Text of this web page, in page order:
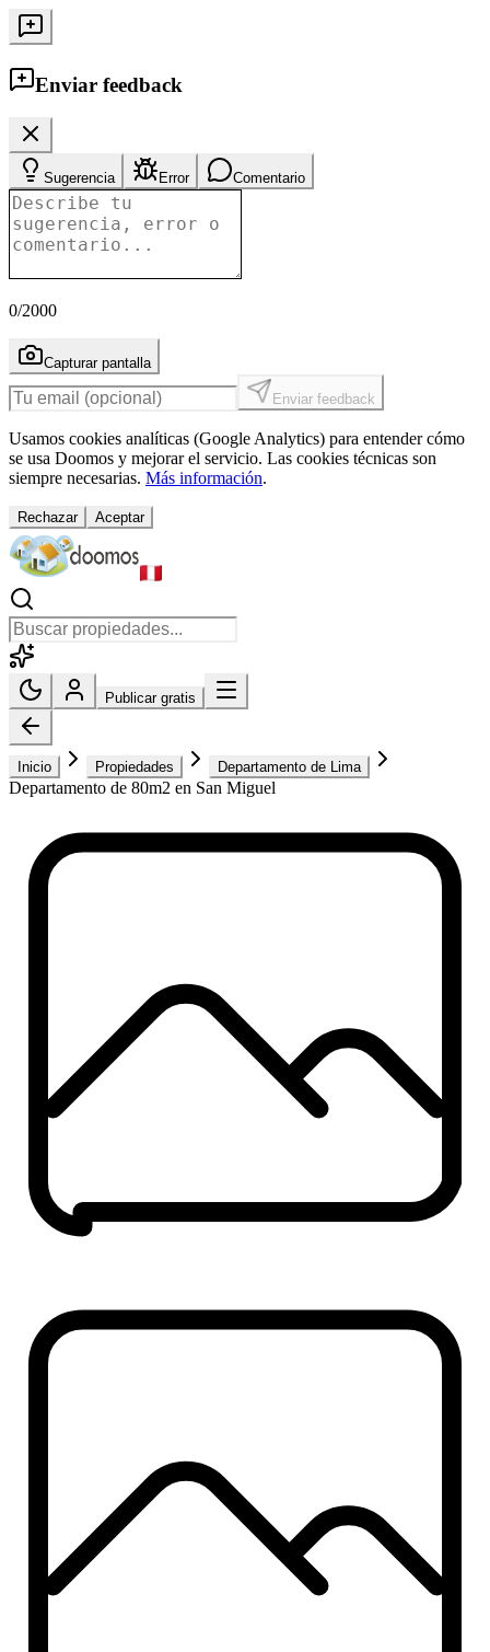
Enviar feedback
Sugerencia Error Comentario
0/2000
Capturar pantalla
Enviar feedback
Usamos cookies analíticas (Google Analytics) para entender cómo
se usa Doomos y mejorar el servicio. Las cookies técnicas son
siempre necesarias. Más información.
Rechazar Aceptar
Publicar gratis
Inicio Propiedades Departamento de Lima
Departamento de 80m2 en San Miguel